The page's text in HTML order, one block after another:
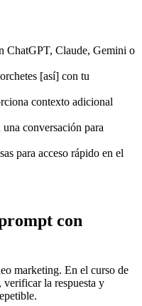
ChatGPT, Claude, Gemini o
[así] con tu
contexto adicional
conversación para
para acceso rápido en el
con
marketing. En el curso de
verificar la respuesta y